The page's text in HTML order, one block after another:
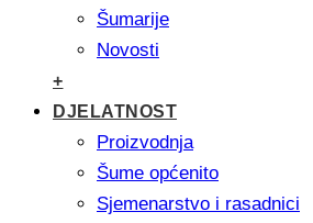
Šumarije
Novosti
+
DJELATNOST
Proizvodnja
Šume općenito
Sjemenarstvo i rasadnici